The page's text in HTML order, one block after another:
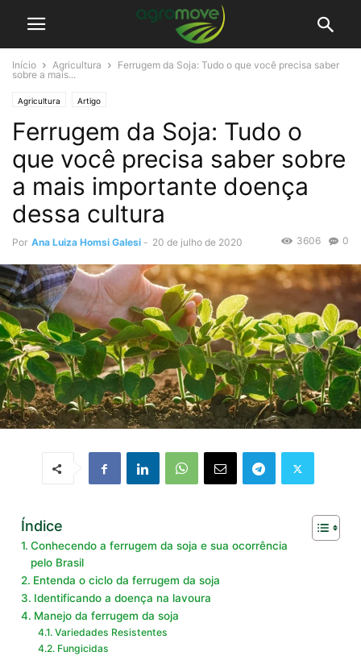
Início Agricultura
Ferrugem da Soja: Tudo o que você precisa saber
sobre a mais...
Agricultura Artigo
Ferrugem da Soja: Tudo o
que você precisa saber sobre
a mais importante doença
dessa cultura
Por Ana Luiza Homsi Galesi - 20 de julho de 2020 0
3606
Índice
Conhecendo a ferrugem da soja e sua ocorrência
pelo Brasil
Entenda o ciclo da ferrugem da soja
Identificando a doença na lavoura
Manejo da ferrugem da soja
Variedades Resistentes
Fungicidas